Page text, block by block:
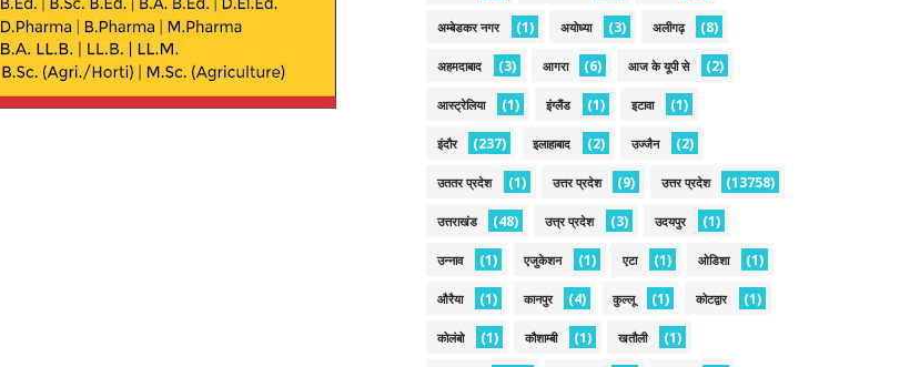
अम्बेडकर नगर (1) अयोध्या (3) अलीगढ़ (8)
अहमदाबाद (3) आगरा (6) आज के यूपी से (2)
आस्ट्रेलिया (1) इंग्लैंड (1) इटावा (1)
इंदौर (237) इलाहाबाद (2) उज्जैन (2)
उततर प्रदेश (1) उत्तर प्रदेश (9) उत्तर प्रदेश (13758)
उत्तराखंड (48) उत्त्र प्रदेश (3) उदयपुर (1)
उन्नाव (1) एजुकेशन (1) एटा (1) ओडिशा (1)
औरैया (1) कानपुर (4) कुल्लू (1) कोटद्वार (1)
कोलंबो (1) कौशाम्बी (1) खतौली (1)